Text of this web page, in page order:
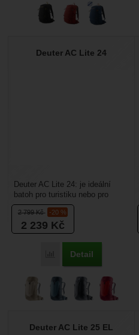
Deuter AC Lite 24
2 799Kč -20 %
2 239 Kč
Porovnat
Detail
Deuter AC Lite 24: je ideální
batoh pro turistiku nebo pro
aktivity, kde se vám silně potí
záda. Pak...
Deuter AC Lite 25 EL